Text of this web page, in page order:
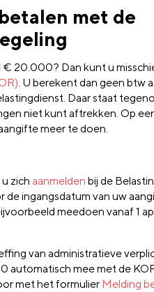
met de
€ 20.000? Dan kunt u
. U berekent dan geen btw
Daar staat
niet kunt aftrekken. Op
meer te doen.
zich aanmelden bij de
ingangsdatum van uw
meedoen vanaf 1
van administratieve
automatisch mee met de
met het formulier Melding